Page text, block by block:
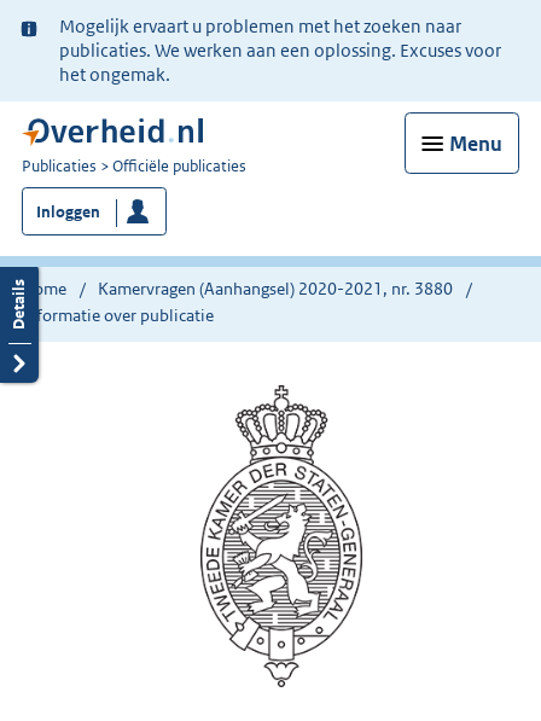
Ter
informatie:
Mogelijk ervaart u problemen met het zoeken naar
publicaties. We werken aan een oplossing. Excuses voor
het ongemak.
Menu
U
bent
nu
hier:
Publicaties Officiële publicaties
Inloggen
Home
Kamervragen (Aanhangsel) 2020-2021, nr. 3880
Informatie over publicatie